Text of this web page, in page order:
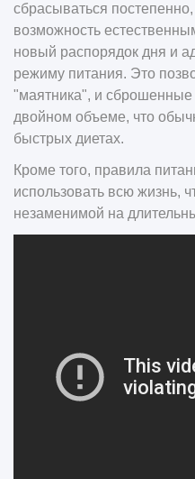
сбрасываться
возможность
новый распорядок дня и
режиму питания. Это
"маятника", и
двойном объеме, что
быстрых диетах.
Кроме того, правила
использовать всю жизнь,
незаменимой на